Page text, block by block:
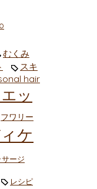
むくみ
スキ
hair
ッ
フワリー
ケ
サージ
レシピ